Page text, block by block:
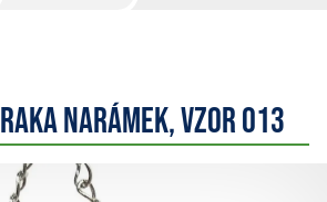
narámek, vzor 013